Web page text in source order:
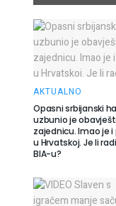
AKTUALNO
Opasni srbijanski
uzbunio je
zajednicu. Imao je
u Hrvatskoj. Je li
BIA-u?